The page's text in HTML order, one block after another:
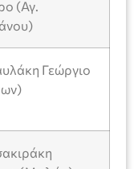
(Αγ.
Γεώργιο